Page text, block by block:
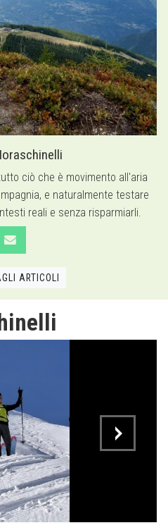
ciò che è movimento all'aria
e naturalmente testare
reali e senza risparmiarli.
ARTICOLI